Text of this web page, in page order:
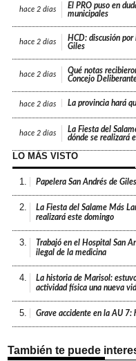
hace 2 días
El PRO puso en
municipales
hace 2 días
HCD: discusión por
Giles
hace 2 días
Qué notas
Concejo
hace 2 días La provincia hará
hace 2 días
La Fiesta del
dónde se realizará
LO MÁS VISTO
1. Papelera San Andrés de
2.
La Fiesta del Salame Más
realizará este domingo
3.
Trabajó en el Hospital San
ilegal de la medicina
4.
La historia de Marisol:
actividad física una nueva
5. Grave accidente en la AU
También te puede